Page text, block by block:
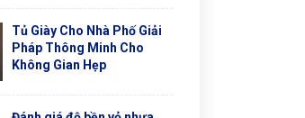
Tủ Giày Cho Nhà Phố Giải
Pháp Thông Minh Cho
Không Gian Hẹp